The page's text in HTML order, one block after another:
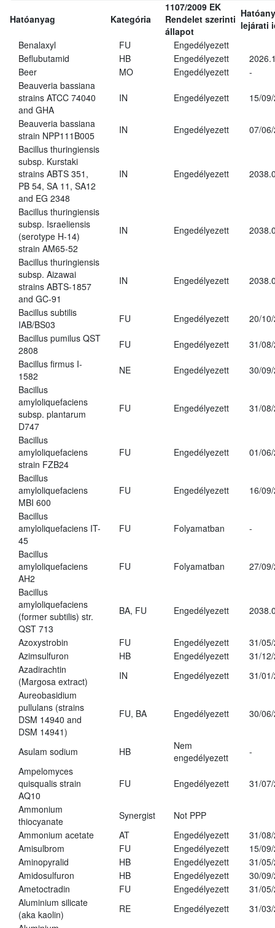
Hatóanyag Kategória
1107/2009 EK
Rendelet szerinti
állapot
lejárati
Benalaxyl
FU
Engedélyezett
Beflubutamid
HB Engedélyezett
Beer
MO Engedélyezett
-
Beauveria bassiana
strains ATCC 74040
and GHA
IN Engedélyezett 15/
Beauveria bassiana
strain NPP111B005
IN Engedélyezett
07/
Bacillus thuringiensis
subsp. Kurstaki
strains ABTS 351,
PB 54, SA 11, SA12
and EG 2348
IN Engedélyezett
Bacillus thuringiensis
subsp. Israeliensis
(serotype H-14)
strain AM65-52
IN Engedélyezett
Bacillus thuringiensis
subsp. Aizawai
strains ABTS-1857
and GC-91
IN Engedélyezett
Bacillus subtilis
IAB/BS03
FU Engedélyezett
20/
Bacillus pumilus QST
2808
FU Engedélyezett
31/
Bacillus firmus I-
1582
NE Engedélyezett
30/
Bacillus
amyloliquefaciens
subsp. plantarum
D747
FU Engedélyezett 31/
Bacillus
amyloliquefaciens
strain FZB24
FU Engedélyezett 01/
Bacillus
amyloliquefaciens
MBI 600
FU Engedélyezett 16/
Bacillus
amyloliquefaciens IT-
45
FU Folyamatban -
Bacillus
amyloliquefaciens
AH2
FU Folyamatban 27/
Bacillus
amyloliquefaciens
(former subtilis) str.
QST 713
BA, FU Engedélyezett
Azoxystrobin FU Engedélyezett
31/
Azimsulfuron
HB Engedélyezett
31/
Azadirachtin
(Margosa extract)
IN Engedélyezett
31/
Aureobasidium
pullulans (strains
DSM 14940 and
DSM 14941)
FU, BA Engedélyezett 30/
Asulam sodium HB
Nem
engedélyezett
-
Ampelomyces
quisqualis strain
AQ10
FU Engedélyezett 31/
Ammonium
thiocyanate
Synergist
Not PPP
Ammonium acetate
AT Engedélyezett
31/
Amisulbrom
FU Engedélyezett
15/
Aminopyralid
HB Engedélyezett
31/
Amidosulfuron
HB Engedélyezett
30/
Ametoctradin
FU Engedélyezett
31/
Aluminium silicate
(aka kaolin)
RE Engedélyezett
31/